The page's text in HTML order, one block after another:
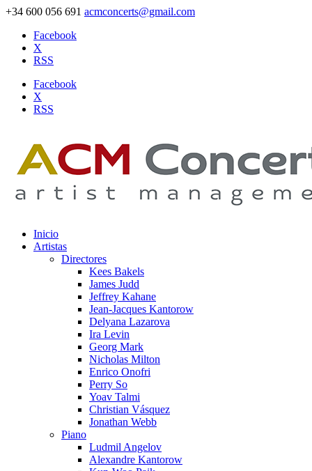
+34 600 056 691 acmconcerts@gmail.com
Facebook
X
RSS
Facebook
X
RSS
Inicio
Artistas
Directores
Kees Bakels
James Judd
Jeffrey Kahane
Jean-Jacques Kantorow
Delyana Lazarova
Ira Levin
Georg Mark
Nicholas Milton
Enrico Onofri
Perry So
Yoav Talmi
Christian Vásquez
Jonathan Webb
Piano
Ludmil Angelov
Alexandre Kantorow